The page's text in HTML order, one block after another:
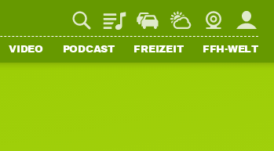
PlaylistStaupilotWetterWebcamMein
VIDEO PODCAST FREIZEIT FFH-WELT